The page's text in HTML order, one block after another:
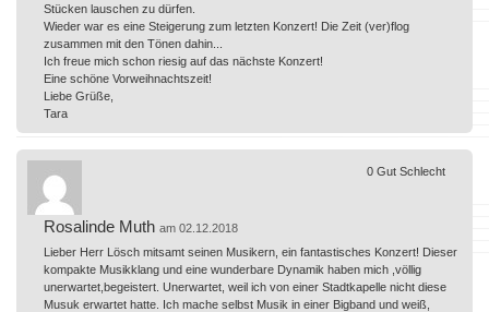
Stücken lauschen zu dürfen.
Wieder war es eine Steigerung zum letzten Konzert! Die Zeit (ver)flog
zusammen mit den Tönen dahin...
Ich freue mich schon riesig auf das nächste Konzert!
Eine schöne Vorweihnachtszeit!
Liebe Grüße,
Tara
Rosalinde Muth am 02.12.2018
Lieber Herr Lösch mitsamt seinen Musikern, ein fantastisches Konzert! Dieser
kompakte Musikklang und eine wunderbare Dynamik haben mich ,völlig
unerwartet,begeistert. Unerwartet, weil ich von einer Stadtkapelle nicht diese
Musuk erwartet hatte. Ich mache selbst Musik in einer Bigband und weiß,
0 Gut Schlecht